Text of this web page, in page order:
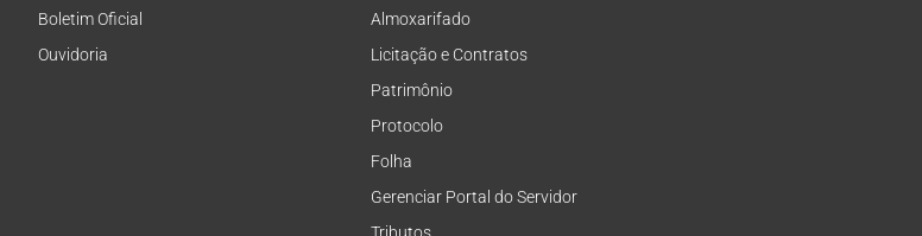
Boletim Oficial
Ouvidoria
Almoxarifado
Licitação e Contratos
Patrimônio
Protocolo
Folha
Gerenciar Portal do Servidor